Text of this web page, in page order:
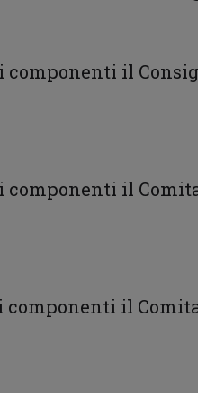
componenti il
il
il